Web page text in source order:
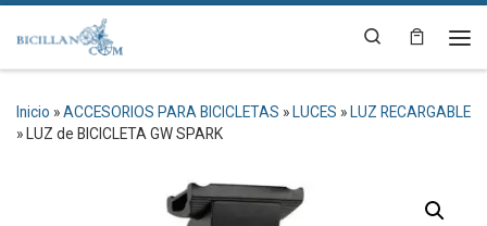
Saltar al contenido
Search
Inicio »ACCESORIOS PARA BICICLETAS » LUCES » LUZ RECARGABLE
»
LUZ de BICICLETA GW SPARK